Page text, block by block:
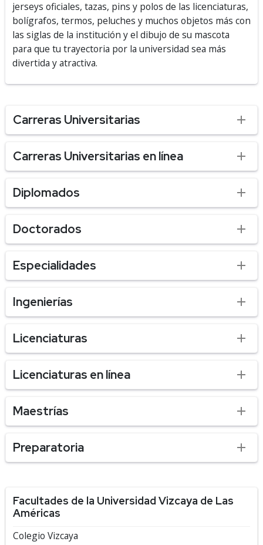
jerseys oficiales, tazas, pins y polos de las licenciaturas,
bolígrafos, termos, peluches y muchos objetos más con
las siglas de la institución y el dibujo de su mascota
para que tu trayectoria por la universidad sea más
divertida y atractiva.
Carreras Universitarias
Carreras Universitarias en línea
Diplomados
Doctorados
Especialidades
Ingenierías
Licenciaturas
Licenciaturas en línea
Maestrías
Preparatoria
Facultades de la Universidad Vizcaya de Las
Américas
Colegio Vizcaya